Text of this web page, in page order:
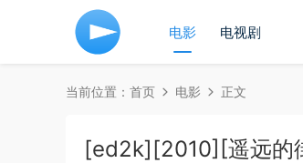
电影 电视剧
当前位置： 首页 电影 正文
[ed2k][2010][遥远的